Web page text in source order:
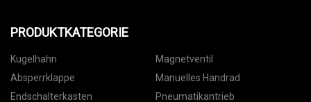
PRODUKTKATEGORIE
Kugelhahn
Magnetventil
Absperrklappe
Manuelles Handrad
Endschalterkasten
Pneumatikantrieb